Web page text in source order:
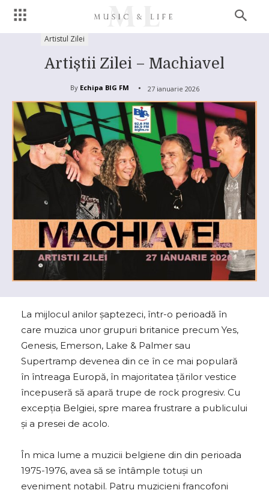
Artistul Zilei
Artiștii Zilei – Machiavel
By Echipa BIG FM 27 ianuarie 2026
La mijlocul anilor șaptezeci, într-o perioadă în
care muzica unor grupuri britanice precum Yes,
Genesis, Emerson, Lake & Palmer sau
Supertramp devenea din ce în ce mai populară
în întreaga Europă, în majoritatea țărilor vestice
începuseră să apară trupe de rock progresiv. Cu
excepția Belgiei, spre marea frustrare a publicului
și a presei de acolo.
În mica lume a muzicii belgiene din din perioada
1975-1976, avea să se întâmple totuși un
eveniment notabil. Patru muzicieni francofoni